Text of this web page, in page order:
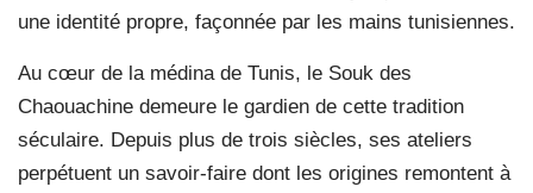
une identité propre, façonnée par les mains tunisiennes.
Au cœur de la médina de Tunis, le Souk des
Chaouachine demeure le gardien de cette tradition
séculaire. Depuis plus de trois siècles, ses ateliers
perpétuent un savoir-faire dont les origines remontent à